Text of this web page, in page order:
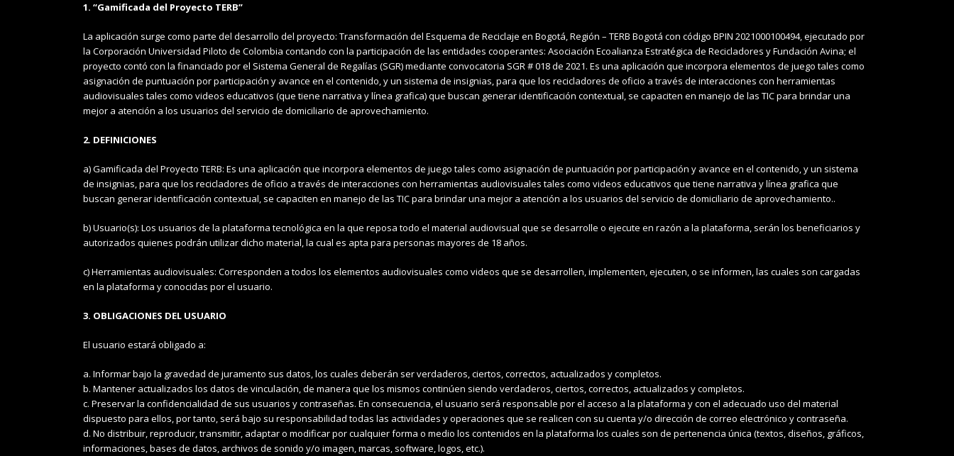
1. “Gamificada del Proyecto TERB”
La aplicación surge como parte del desarrollo del proyecto: Transformación del Esquema de Reciclaje en Bogotá, Región – TERB Bogotá con código BPIN 2021000100494, ejecutado por
la Corporación Universidad Piloto de Colombia contando con la participación de las entidades cooperantes: Asociación Ecoalianza Estratégica de Recicladores y Fundación Avina; el
proyecto contó con la financiado por el Sistema General de Regalías (SGR) mediante convocatoria SGR # 018 de 2021. Es una aplicación que incorpora elementos de juego tales como
asignación de puntuación por participación y avance en el contenido, y un sistema de insignias, para que los recicladores de oficio a través de interacciones con herramientas
audiovisuales tales como videos educativos (que tiene narrativa y línea grafica) que buscan generar identificación contextual, se capaciten en manejo de las TIC para brindar una
mejor a atención a los usuarios del servicio de domiciliario de aprovechamiento.
2. DEFINICIONES
a) Gamificada del Proyecto TERB: Es una aplicación que incorpora elementos de juego tales como asignación de puntuación por participación y avance en el contenido, y un sistema
de insignias, para que los recicladores de oficio a través de interacciones con herramientas audiovisuales tales como videos educativos que tiene narrativa y línea grafica que
buscan generar identificación contextual, se capaciten en manejo de las TIC para brindar una mejor a atención a los usuarios del servicio de domiciliario de aprovechamiento..
b) Usuario(s): Los usuarios de la plataforma tecnológica en la que reposa todo el material audiovisual que se desarrolle o ejecute en razón a la plataforma, serán los beneficiarios y
autorizados quienes podrán utilizar dicho material, la cual es apta para personas mayores de 18 años.
c) Herramientas audiovisuales: Corresponden a todos los elementos audiovisuales como videos que se desarrollen, implementen, ejecuten, o se informen, las cuales son cargadas
en la plataforma y conocidas por el usuario.
3. OBLIGACIONES DEL USUARIO
El usuario estará obligado a:
a. Informar bajo la gravedad de juramento sus datos, los cuales deberán ser verdaderos, ciertos, correctos, actualizados y completos.
b. Mantener actualizados los datos de vinculación, de manera que los mismos continúen siendo verdaderos, ciertos, correctos, actualizados y completos.
c. Preservar la confidencialidad de sus usuarios y contraseñas. En consecuencia, el usuario será responsable por el acceso a la plataforma y con el adecuado uso del material
dispuesto para ellos, por tanto, será bajo su responsabilidad todas las actividades y operaciones que se realicen con su cuenta y/o dirección de correo electrónico y contraseña.
d. No distribuir, reproducir, transmitir, adaptar o modificar por cualquier forma o medio los contenidos en la plataforma los cuales son de pertenencia única (textos, diseños, gráficos,
informaciones, bases de datos, archivos de sonido y/o imagen, marcas, software, logos, etc.).